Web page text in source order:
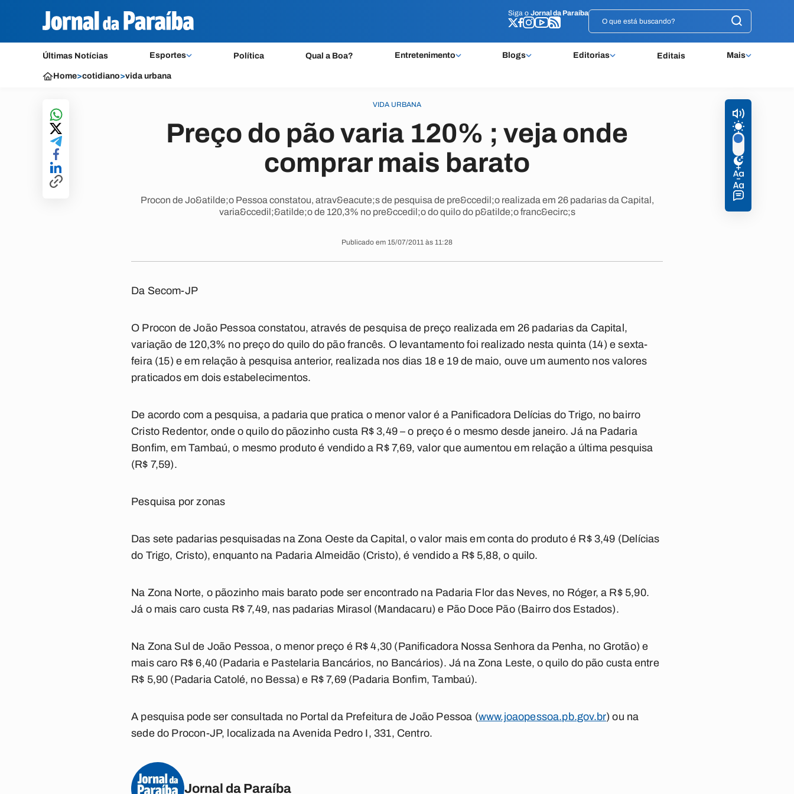
Siga o Jornal da Paraíba
Últimas Notícias Esportes Política Qual a Boa? Entretenimento Blogs Editorias Editais Mais
Siga o Jornal da Paraíba
Home>cotidiano>vida urbana
VIDA URBANA
Preço do pão varia 120% ; veja onde
comprar mais barato
Procon de Jo&atilde;o Pessoa constatou, atrav&eacute;s de pesquisa de pre&ccedil;o realizada em 26 padarias da Capital,
varia&ccedil;&atilde;o de 120,3% no pre&ccedil;o do quilo do p&atilde;o franc&ecirc;s
Publicado em 15/07/2011 às 11:28
Da Secom-JP
O Procon de João Pessoa constatou, através de pesquisa de preço realizada em 26 padarias da Capital,
variação de 120,3% no preço do quilo do pão francês. O levantamento foi realizado nesta quinta (14) e sexta-
feira (15) e em relação à pesquisa anterior, realizada nos dias 18 e 19 de maio, ouve um aumento nos valores
praticados em dois estabelecimentos.
De acordo com a pesquisa, a padaria que pratica o menor valor é a Panificadora Delícias do Trigo, no bairro
Cristo Redentor, onde o quilo do pãozinho custa R$ 3,49 – o preço é o mesmo desde janeiro. Já na Padaria
Bonfim, em Tambaú, o mesmo produto é vendido a R$ 7,69, valor que aumentou em relação a última pesquisa
(R$ 7,59).
Pesquisa por zonas
Das sete padarias pesquisadas na Zona Oeste da Capital, o valor mais em conta do produto é R$ 3,49 (Delícias
do Trigo, Cristo), enquanto na Padaria Almeidão (Cristo), é vendido a R$ 5,88, o quilo.
Na Zona Norte, o pãozinho mais barato pode ser encontrado na Padaria Flor das Neves, no Róger, a R$ 5,90.
Já o mais caro custa R$ 7,49, nas padarias Mirasol (Mandacaru) e Pão Doce Pão (Bairro dos Estados).
Na Zona Sul de João Pessoa, o menor preço é R$ 4,30 (Panificadora Nossa Senhora da Penha, no Grotão) e
mais caro R$ 6,40 (Padaria e Pastelaria Bancários, no Bancários). Já na Zona Leste, o quilo do pão custa entre
R$ 5,90 (Padaria Catolé, no Bessa) e R$ 7,69 (Padaria Bonfim, Tambaú).
A pesquisa pode ser consultada no Portal da Prefeitura de João Pessoa (www.joaopessoa.pb.gov.br) ou na
sede do Procon-JP, localizada na Avenida Pedro I, 331, Centro.
Jornal da Paraíba